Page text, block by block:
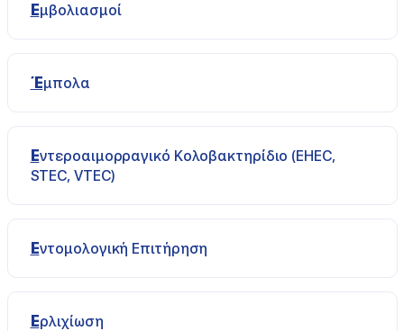
Εμβολιασμοί
Έμπολα
Εντεροαιμορραγικό Κολοβακτηρίδιο (EHEC,
STEC, VTEC)
Εντομολογική Επιτήρηση
Ερλιχίωση